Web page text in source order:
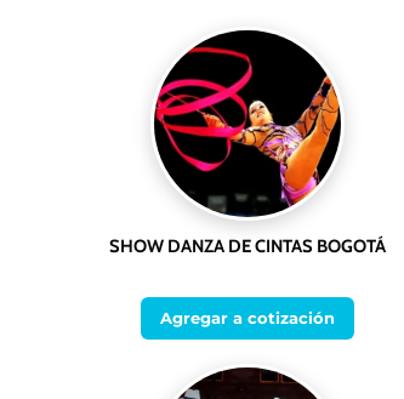
SHOW DANZA DE CINTAS BOGOTÁ
Agregar a cotización